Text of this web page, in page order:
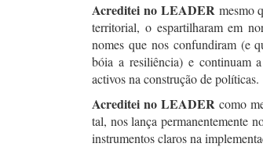
Acreditei no LEADER mesmo
territorial, o espartilharam em
nomes que nos confundiram (e
bóia a resiliência) e continuam
activos na construção de políticas.
Acreditei no LEADER como
tal, nos lança permanentemente
instrumentos claros na